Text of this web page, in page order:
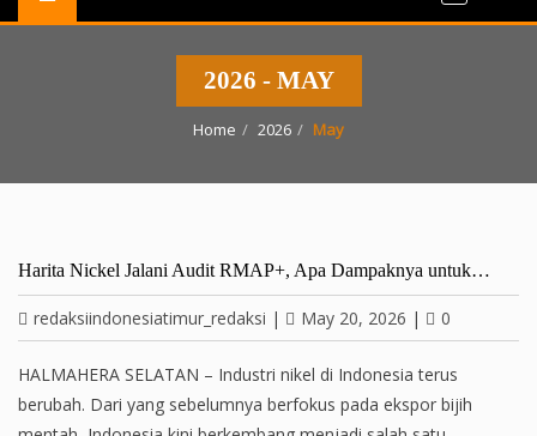
2026 - MAY
Home 2026 May
Harita Nickel Jalani Audit RMAP+, Apa Dampaknya untuk…
redaksiindonesiatimur_redaksi | May 20, 2026 | 0
HALMAHERA SELATAN – Industri nikel di Indonesia terus
berubah. Dari yang sebelumnya berfokus pada ekspor bijih